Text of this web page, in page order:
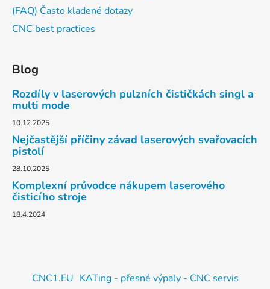
(FAQ) Často kladené dotazy
CNC best practices
Blog
Rozdíly v laserových pulzních čističkách singl a
multi mode
10.12.2025
Nejčastější příčiny závad laserových svařovacích
pistolí
28.10.2025
Komplexní průvodce nákupem laserového
čisticího stroje
18.4.2024
CNC1.EU KATing - přesné výpaly - CNC servis